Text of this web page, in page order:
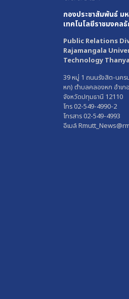
กองประชาสัมพันธ์ ม
เทคโนโลยีราชมงคล
Public Relations
Rajamangala
Technology
39 หมู่ 1 ถนนรังสิต-นคร
หก) ตำบลคลองหก อำเ
จังหวัดปทุมธานี 12110
โทร 02-549-4990-2
โทรสาร 02-549-4993
อีเมล์